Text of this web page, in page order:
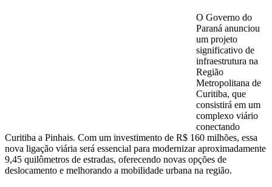
O Governo do
Paraná anunciou
um projeto
significativo de
infraestrutura na
Região
Metropolitana de
Curitiba, que
consistirá em um
complexo viário
conectando
Curitiba a Pinhais. Com um investimento de R$ 160 milhões, essa
nova ligação viária será essencial para modernizar aproximadamente
9,45 quilômetros de estradas, oferecendo novas opções de
deslocamento e melhorando a mobilidade urbana na região.